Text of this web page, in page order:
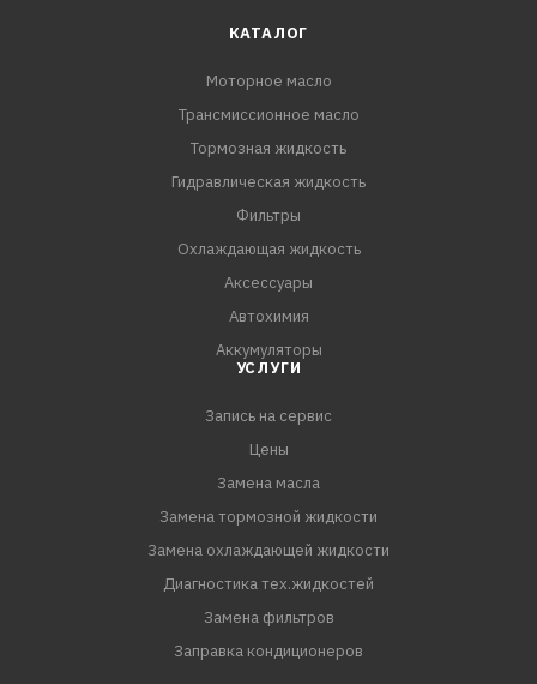
рекомендованы масла категории API SL.
- Улучшенные моюще-диспергирующие свойства
- Обеспечивает превосходную защиту двигателя от
- Высокая стабильность против окисления
Соответствия требованиям:
КАТАЛОГ
Моторное масло
Трансмиссионное масло
Тормозная жидкость
Гидравлическая жидкость
Фильтры
Охлаждающая жидкость
Аксессуары
Автохимия
Аккумуляторы
УСЛУГИ
Запись на сервис
Цены
Замена масла
Замена тормозной жидкости
Замена охлаждающей жидкости
Диагностика тех.жидкостей
Замена фильтров
Заправка кондиционеров